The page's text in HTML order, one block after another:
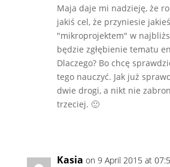
Maja daje mi nadzieję, że
jakiś cel, że przyniesie
"mikroprojektem" w
będzie zgłębienie tematu
Dlaczego? Bo chcę
tego nauczyć. Jak już
dwie drogi, a nikt nie
trzeciej. 🙂
Kasia on 9 April 2015 at